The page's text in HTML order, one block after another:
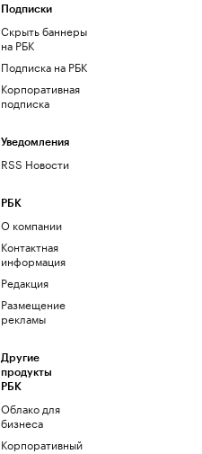
Подписки
Скрыть баннеры
на РБК
Подписка на РБК
Корпоративная
подписка
Уведомления
RSS Новости
РБК
О компании
Контактная
информация
Редакция
Размещение
рекламы
Другие
продукты
РБК
Облако для
бизнеса
Корпоративный